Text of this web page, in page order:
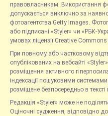
правовласникам. Використання
допускається виключно за
фотоагентства Getty Images.
або підписані «Styler» чи «РБК-
умовах ліцензії Creative
При повному або частковому
опублікованих на вебсайті
розміщення активного
індексації пошуковими
розміщене безпосередньо в
Редакція «Styler» може не
Оціночні судження, відповідно